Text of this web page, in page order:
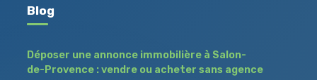
Blog
Déposer une annonce immobilière à Salon-
de-Provence : vendre ou acheter sans agence